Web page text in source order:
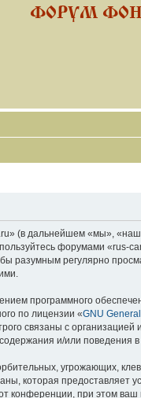
ФОРУМ
(в дальнейшем «мы»,
форумами «rus-
разумным регулярно
программного
по лицензии «GNU
связаны с
и/или
угрожающих,
которая предоставляет
конференции, при этом ваш